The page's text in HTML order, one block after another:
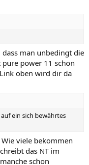
man unbedingt die
power 11 schon
oben wird dir da
ein sich bewährtes
viele bekommen
das NT im
schon